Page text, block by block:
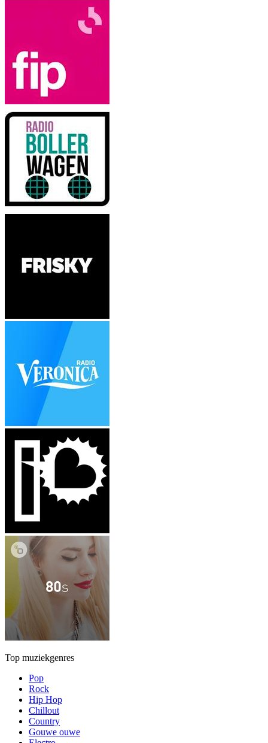
Top muziekgenres
Pop
Rock
Hip Hop
Chillout
Country
Gouwe ouwe